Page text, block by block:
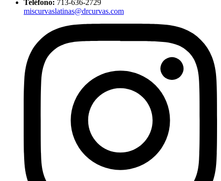
Teléfono: 713-636-2729
miscurvaslatinas@drcurvas.com